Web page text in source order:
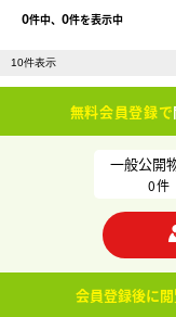
0件中、 0件を表示中
無料会員登録で
一般公開
0件
会員登録後に